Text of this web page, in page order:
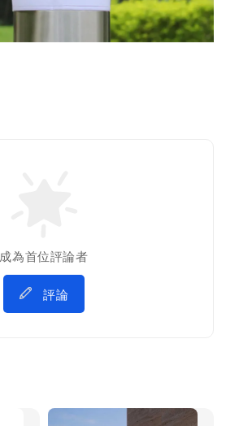
成為首位評論者
評論